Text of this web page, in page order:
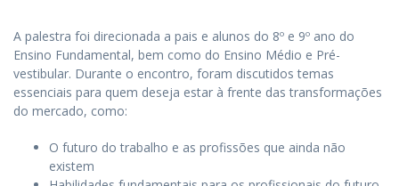
A palestra foi direcionada a pais e alunos do 8º e 9º ano do
Ensino Fundamental, bem como do Ensino Médio e Pré-
vestibular. Durante o encontro, foram discutidos temas
essenciais para quem deseja estar à frente das transformações
do mercado, como:
O futuro do trabalho e as profissões que ainda não
existem